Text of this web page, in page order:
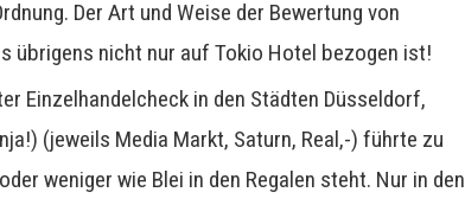
Der Art und Weise der Bewertung von
übrigens nicht nur auf Tokio Hotel bezogen ist!
Einzelhandelcheck in den Städten Düsseldorf,
(jeweils Media Markt, Saturn, Real,-) führte zu
weniger wie Blei in den Regalen steht. Nur in den